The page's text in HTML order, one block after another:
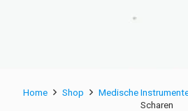
Home Shop Medische
Scharen